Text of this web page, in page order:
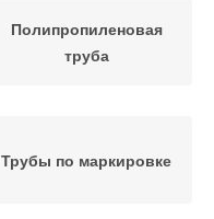
Полипропиленовая
труба
Трубы по маркировке